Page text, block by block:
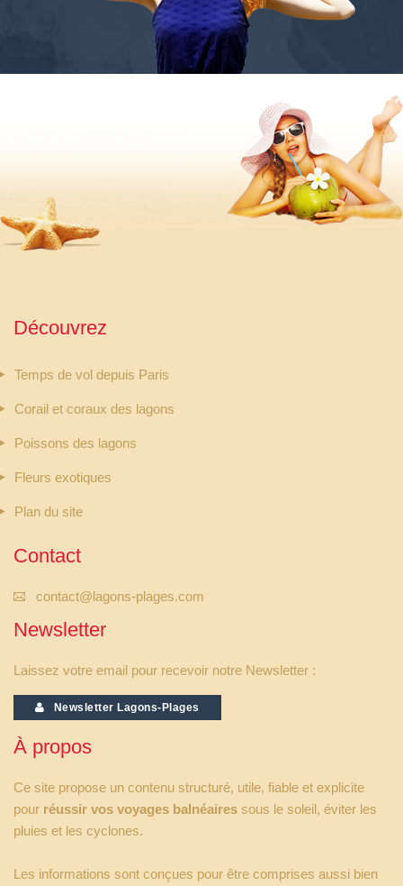
Découvrez
Temps de vol depuis Paris
Corail et coraux des lagons
Poissons des lagons
Fleurs exotiques
Plan du site
Contact
contact@lagons-plages.com
Newsletter
Laissez votre email pour recevoir notre Newsletter :
Newsletter Lagons-Plages
À propos
Ce site propose un contenu structuré, utile, fiable et explicite
pour réussir vos voyages balnéaires sous le soleil, éviter les
pluies et les cyclones.
Les informations sont conçues pour être comprises aussi bien